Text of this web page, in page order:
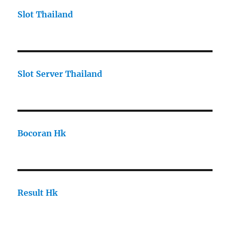
Slot Thailand
Slot Server Thailand
Bocoran Hk
Result Hk